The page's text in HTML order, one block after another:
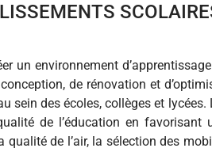
un environnement
de rénovation et
des écoles, collèges et lycées.
de l’éducation en favorisant
de l’air, la sélection des